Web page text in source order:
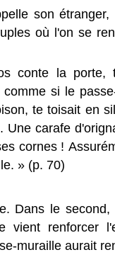
son
où l'on se
conte la porte,
si le
te toisait en
Une carafe
cornes !
» (p. 70)
Dans le
vient renforcer
muraille aurait